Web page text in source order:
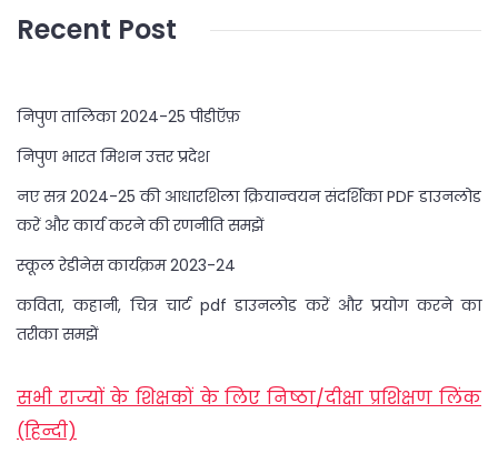
Recent Post
निपुण तालिका 2024-25 पीडीऍफ़
निपुण भारत मिशन उत्तर प्रदेश
नए सत्र 2024-25 की आधारशिला क्रियान्वयन संदर्शिका PDF डाउनलोड
करें और कार्य करने की रणनीति समझें
स्कूल रेडीनेस कार्यक्रम 2023-24
कविता, कहानी, चित्र चार्ट pdf डाउनलोड करें और प्रयोग करने का
तरीका समझें
सभी राज्यों के शिक्षकों के लिए निष्ठा/दीक्षा प्रशिक्षण लिंक
(हिन्दी)